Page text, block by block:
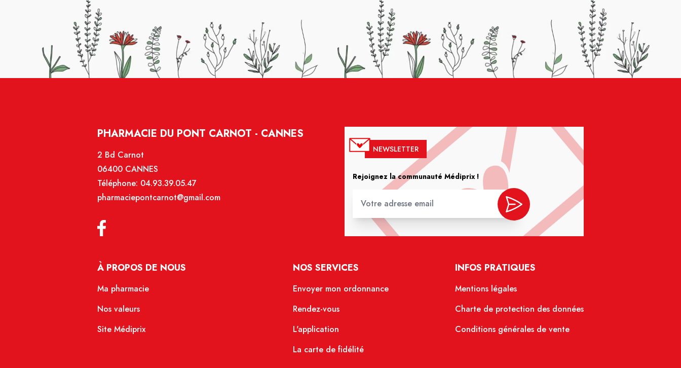
PHARMACIE DU PONT CARNOT - CANNES
2 Bd Carnot
06400 CANNES
Téléphone: 04.93.39.05.47
pharmaciepontcarnot@gmail.com
NEWSLETTER
Rejoignez la communauté Médiprix !
À PROPOS DE NOUS
Ma pharmacie
Nos valeurs
Site Médiprix
NOS SERVICES
Envoyer mon ordonnance
Rendez-vous
L'application
La carte de fidélité
INFOS PRATIQUES
Mentions légales
Charte de protection des données
Conditions générales de vente